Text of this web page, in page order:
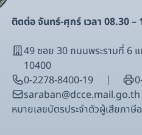
ติดต่อ จันทร์-ศุกร์ เวลา 08.30 –
49 ซอย 30 ถนนพระรามที่ 6
10400
0-2278-8400-19
saraban@dcce.mail.go.th
หมายเลขบัตรประจําตัวผู้เสียภา